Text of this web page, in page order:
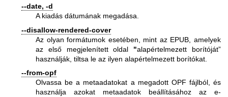
--date, -d
A kiadás dátumának megadása.
--disallow-rendered-cover
Az olyan formátumok esetében, mint az EPUB, amelyek
az első megjelenített oldal "alapértelmezett borítóját”
használják, tiltsa le az ilyen alapértelmezett borítókat.
--from-opf
Olvassa be a metaadatokat a megadott OPF fájlból, és
használja azokat metaadatok beállításához az e-